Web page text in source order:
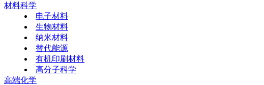
材料科学
电子材料
生物材料
纳米材料
替代能源
有机印刷材料
高分子科学
高端化学